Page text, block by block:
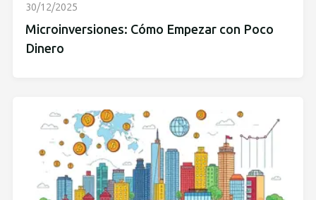
30/12/2025
Microinversiones: Cómo Empezar con Poco
Dinero